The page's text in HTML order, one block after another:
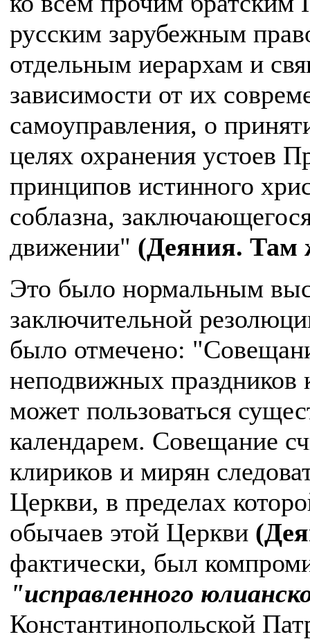
русским зарубежным
отдельным иерархам и
зависимости от их
самоуправления, о
целях охранения устоев
принципов истинного
соблазна,
движении" (Деяния. Там
Это было нормальным
заключительной
было отмечено:
неподвижных праздников
может пользоваться
календарем. Совещание
клириков и мирян
Церкви, в пределах
обычаев этой Церкви
фактически, был
"исправленного
Константинопольской